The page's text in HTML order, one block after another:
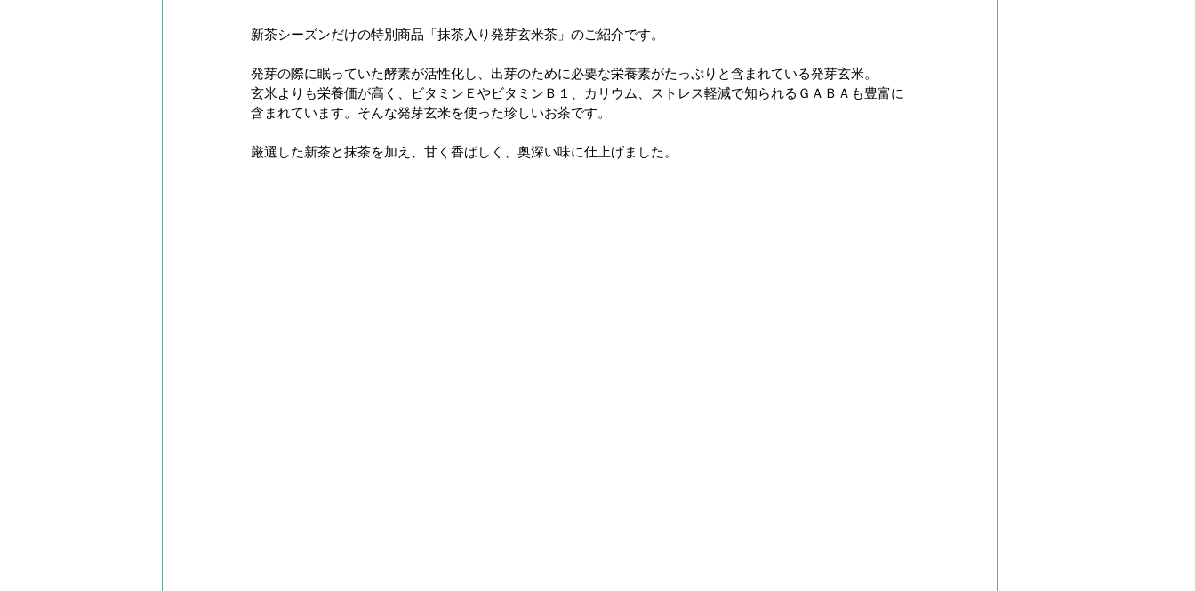
新茶シーズンだけの特別商品「抹茶入り発芽玄米茶」のご紹介です。
発芽の際に眠っていた酵素が活性化し、出芽のために必要な栄養素がたっぷりと含まれている発芽玄米。
玄米よりも栄養価が高く、ビタミンＥやビタミンＢ１、カリウム、ストレス軽減で知られるＧＡＢＡも豊富に
含まれています。そんな発芽玄米を使った珍しいお茶です。
厳選した新茶と抹茶を加え、甘く香ばしく、奥深い味に仕上げました。